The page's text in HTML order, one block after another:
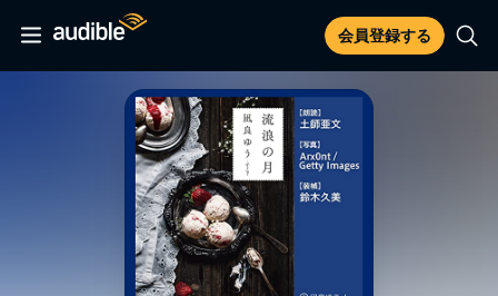
会員登録する